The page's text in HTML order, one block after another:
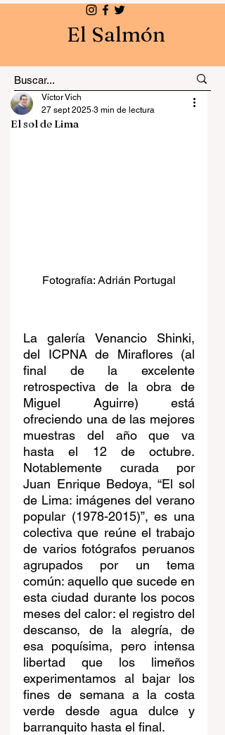
El Salmón
El sol de Lima
Víctor Vich
27 sept 2025 3 min de lectura
Fotografía: Adrián Portugal
La galería Venancio Shinki,
del ICPNA de Miraflores (al
final de la excelente
retrospectiva de la obra de
Miguel Aguirre) está
ofreciendo una de las mejores
muestras del año que va
hasta el 12 de octubre.
Notablemente curada por
Juan Enrique Bedoya, “El sol
de Lima: imágenes del verano
popular (1978-2015)”, es una
colectiva que reúne el trabajo
de varios fotógrafos peruanos
agrupados por un tema
común: aquello que sucede en
esta ciudad durante los pocos
meses del calor: el registro del
descanso, de la alegría, de
esa poquísima, pero intensa
libertad que los limeños
experimentamos al bajar los
fines de semana a la costa
verde desde agua dulce y
barranquito hasta el final.